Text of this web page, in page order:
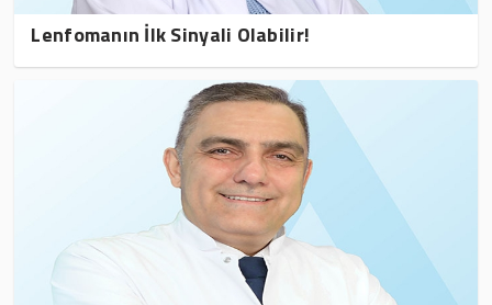
Lenfomanın İlk Sinyali Olabilir!